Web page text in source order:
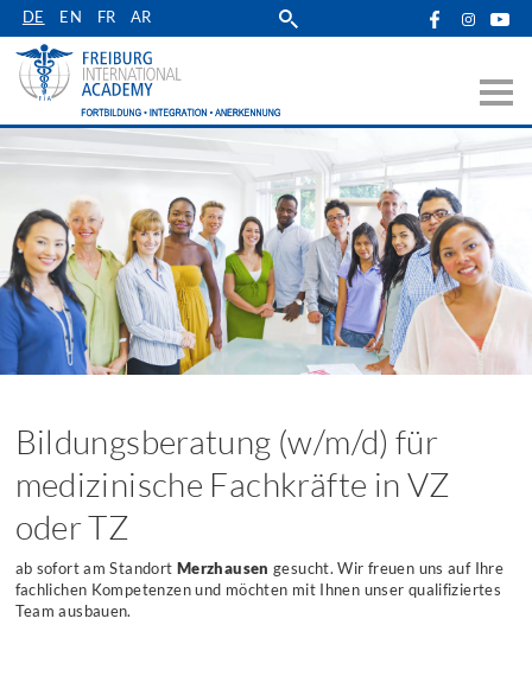
Zur
springen
DE EN FR AR
Bildungsberatung (w/m/d) für
medizinische Fachkräfte in VZ
oder TZ
ab sofort am Standort Merzhausen gesucht. Wir freuen uns auf Ihre
fachlichen Kompetenzen und möchten mit Ihnen unser qualifiziertes
Team ausbauen.